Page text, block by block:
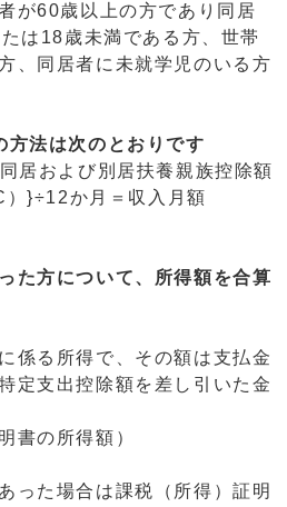
が60歳以上の方であり同居
は18歳未満である方、世帯
、同居者に未就学児のいる方
方法は次のとおりです
居および別居扶養親族控除額
）}÷12か月＝収入月額
た方について、所得額を合算
る所得で、その額は支払金
定支出控除額を差し引いた金
の所得額）
た場合は課税（所得）証明